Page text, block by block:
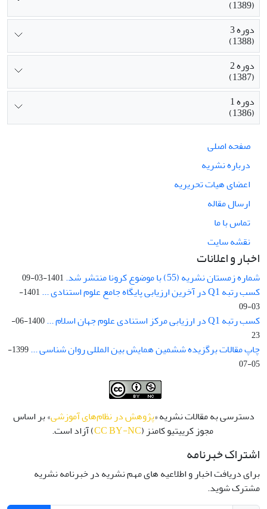
(1389)
دوره 3
(1388)
دوره 2
(1387)
دوره 1
(1386)
صفحه اصلی
درباره نشریه
اعضای هیات تحریریه
ارسال مقاله
تماس با ما
نقشه سایت
اخبار و اعلانات
شماره زمستان نشریه (55) با موضوع کرونا منتشر شد. 1401-03-09
کسب رتبه Q1 در آخرین ارزیابی پایگاه جامع علوم استنادی ...
1401-
03-09
کسب رتبه Q1 در ارزیابی مرکز استنادی علوم جهان اسلام ...
1400-06-
23
چاپ مقالات برگزیده ششمین همایش بین المللی روان شناسی ...
1399-
05-07
دسترسی به مقالات نشریه «پژوهش در نظام‌های آموزشی» بر اساس
مجوز کرییتیو کامنز (CC BY-NC) آزاد است.
اشتراک خبرنامه
برای دریافت اخبار و اطلاعیه های مهم نشریه در خبرنامه نشریه
مشترک شوید.